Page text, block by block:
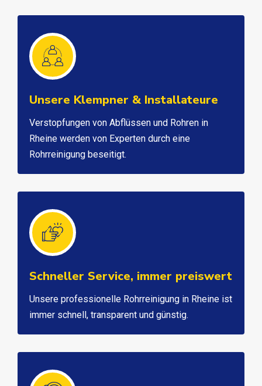
Unsere Klempner & Installateure
Verstopfungen von Abflüssen und Rohren in
Rheine werden von Experten durch eine
Rohrreinigung beseitigt.
Schneller Service, immer preiswert
Unsere professionelle Rohrreinigung in Rheine ist
immer schnell, transparent und günstig.